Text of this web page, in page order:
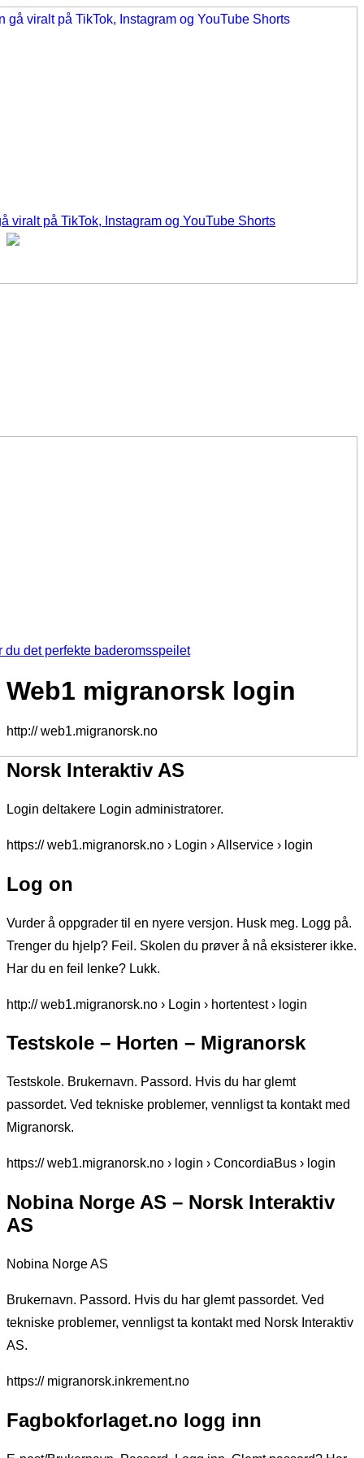
viralt på TikTok, Instagram og YouTube Shorts
du det perfekte baderomsspeilet
Web1 migranorsk login
http:// web1.migranorsk.no
Norsk Interaktiv AS
Login deltakere Login administratorer.
https:// web1.migranorsk.no › Login › Allservice › login
Log on
Vurder å oppgrader til en nyere versjon. Husk meg. Logg på.
Trenger du hjelp? Feil. Skolen du prøver å nå eksisterer ikke.
Har du en feil lenke? Lukk.
http:// web1.migranorsk.no › Login › hortentest › login
Testskole – Horten – Migranorsk
Testskole. Brukernavn. Passord. Hvis du har glemt
passordet. Ved tekniske problemer, vennligst ta kontakt med
Migranorsk.
https:// web1.migranorsk.no › login › ConcordiaBus › login
Nobina Norge AS – Norsk Interaktiv
AS
Nobina Norge AS
Brukernavn. Passord. Hvis du har glemt passordet. Ved
tekniske problemer, vennligst ta kontakt med Norsk Interaktiv
AS.
https:// migranorsk.inkrement.no
Fagbokforlaget.no logg inn